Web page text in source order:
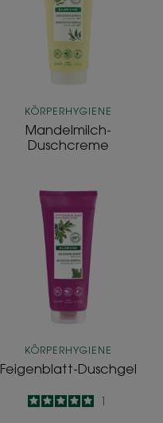
KÖRPERHYGIENE
Mandelmilch-
Duschcreme
Feigenblatt-
Duschgel
KÖRPERHYGIENE
Feigenblatt-Duschgel
5/51